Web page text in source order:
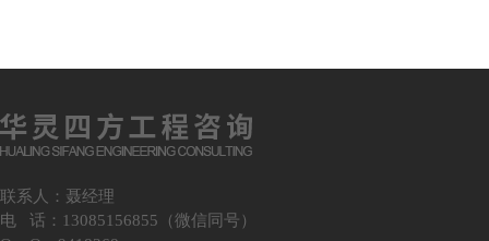
联系人：聂经理
电 话：13085156855（微信同号）